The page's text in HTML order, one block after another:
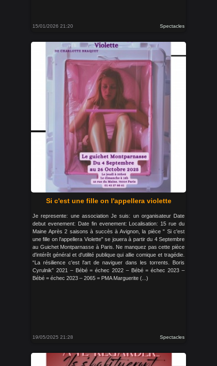
15/01/2026 21:20 Spectacles
Si c'est une fille on l'appellera violette
Je represente: une association Je suis: un organisateur Date
debut evenement: Date fin evenement: Localisation: 15 rue du
Maine Après 2 saisons à succès à Avignon, la pièce " Si c'est
une fille on l'appellera Violette" se jouera à partir du 4 Septembre
au Guichet Montparnasse à Paris. Ne manquez pas cette pièce
d'intérêt général et d'utilité publique qui allie comique et tragédie.
“La résilience c'est l'art de naviguer dans les torrents. Boris
Cyrulnik” 2021 – Bébé = échec 2022 – Bébé = échec 2023 –
Bébé = échec 2023 – 2065 = PMA Marguerite (...)
19/05/2025 21:28 Spectacles